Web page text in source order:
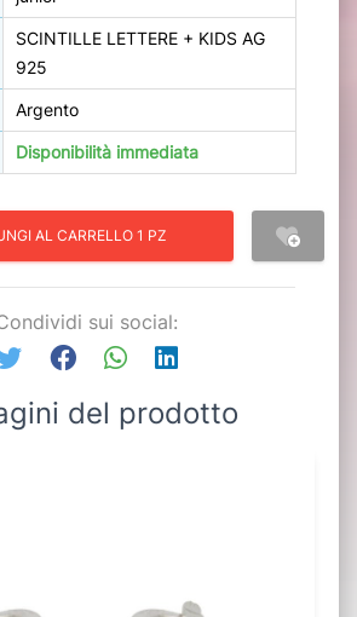
SCINTILLE LETTERE + KIDS AG
925
Argento
Disponibilità immediata
AL CARRELLO 1 PZ
sui social:
del prodotto